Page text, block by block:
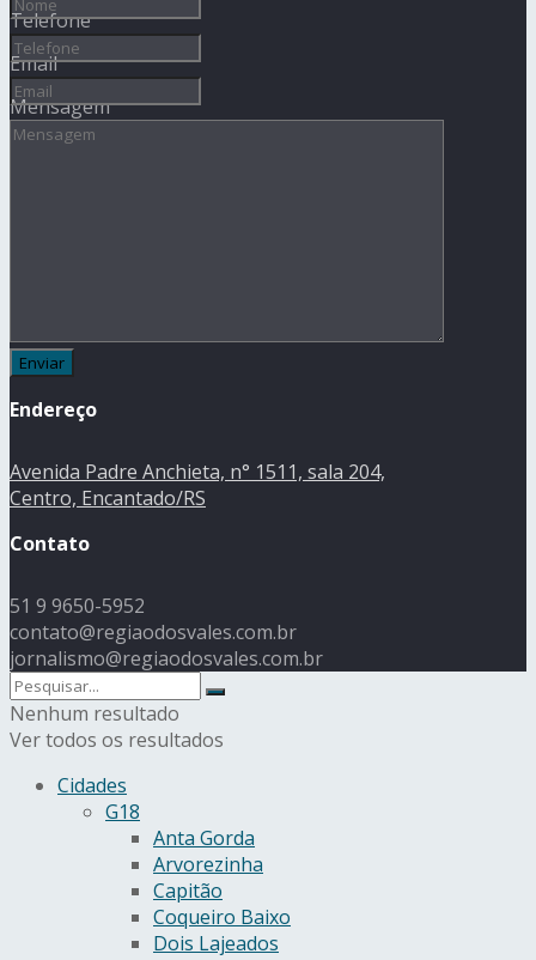
Telefone
Email
Mensagem
Endereço
Avenida Padre Anchieta, n° 1511, sala 204,
Centro, Encantado/RS
Contato
51 9 9650-5952
contato@regiaodosvales.com.br
jornalismo@regiaodosvales.com.br
Nenhum resultado
Ver todos os resultados
Cidades
G18
Anta Gorda
Arvorezinha
Capitão
Coqueiro Baixo
Dois Lajeados